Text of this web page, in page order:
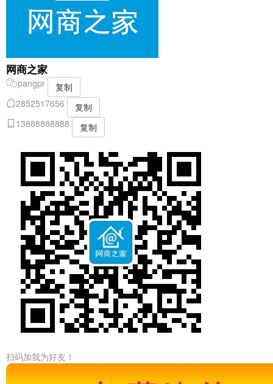
网商之家
pangpr
复制
2852517656
复制
13888888888
复制
扫码加我为好友！